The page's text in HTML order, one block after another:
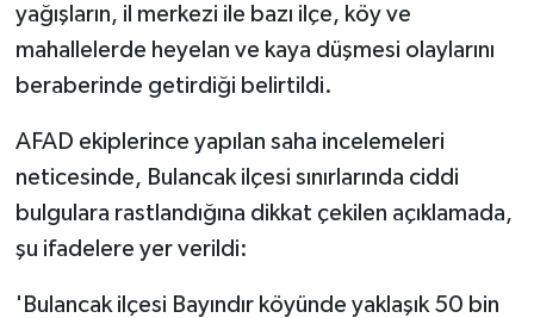
yağışların, il merkezi ile bazı ilçe, köy ve
mahallelerde heyelan ve kaya düşmesi olaylarını
beraberinde getirdiği belirtildi.
AFAD ekiplerince yapılan saha incelemeleri
neticesinde, Bulancak ilçesi sınırlarında ciddi
bulgulara rastlandığına dikkat çekilen açıklamada,
şu ifadelere yer verildi:
'Bulancak ilçesi Bayındır köyünde yaklaşık 50 bin